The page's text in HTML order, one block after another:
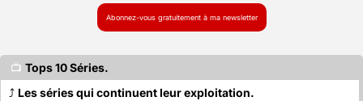
Abonnez-vous gratuitement à ma newsletter
📺 Tops 10 Séries.
⤴️ Les séries qui continuent leur exploitation.